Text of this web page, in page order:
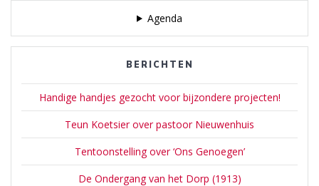
Agenda
BERICHTEN
Handige handjes gezocht voor bijzondere projecten!
Teun Koetsier over pastoor Nieuwenhuis
Tentoonstelling over ‘Ons Genoegen’
De Ondergang van het Dorp (1913)